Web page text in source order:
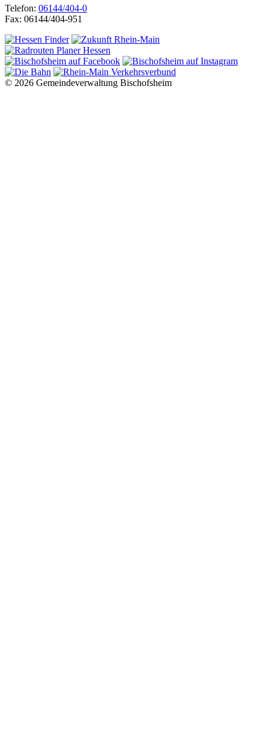
Telefon: 06144/404-0
Fax: 06144/404-951
© 2026 Gemeindeverwaltung Bischofsheim